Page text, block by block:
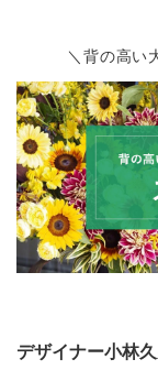
＼背の高い
デザイナー小林